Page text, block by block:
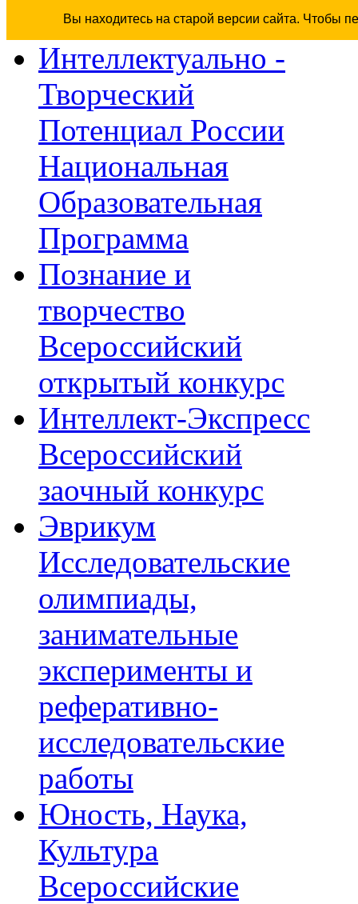
Вы находитесь на старой версии сайта. Чтобы
Интеллектуально -
Творческий
Потенциал России
Национальная
Образовательная
Программа
Познание и
творчество
Всероссийский
открытый конкурс
Интеллект-Экспресс
Всероссийский
заочный конкурс
Эврикум
Исследовательские
олимпиады,
занимательные
эксперименты и
реферативно-
исследовательские
работы
Юность, Наука,
Культура
Всероссийские